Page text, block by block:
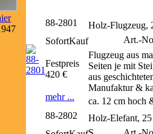
88-2801
Holz-Flugzeug,
Art.-
Flugzeug aus
Seiten je mit
aus
Manufaktur &
ca. 12 cm hoch
SofortKauf
Festpreis
420 €
mehr ...
88-2802
Holz-Elefant,